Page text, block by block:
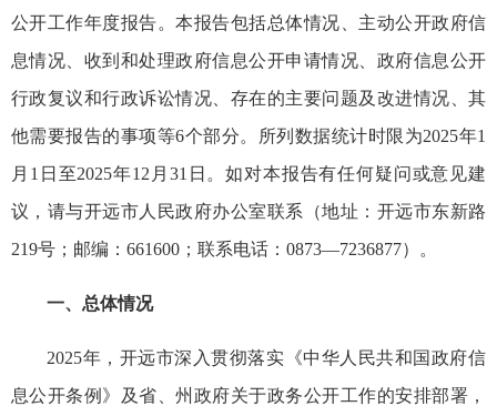
公开工作年度报告。本报告包括总体情况、主动公开政府信
息情况、收到和处理政府信息公开申请情况、政府信息公开
行政复议和行政诉讼情况、存在的主要问题及改进情况、其
他需要报告的事项等6个部分。所列数据统计时限为2025年1
月1日至2025年12月31日。如对本报告有任何疑问或意见建
议，请与开远市人民政府办公室联系（地址：开远市东新路
219号；邮编：661600；联系电话：0873—7236877）。
一、总体情况
2025年，开远市深入贯彻落实《中华人民共和国政府信
息公开条例》及省、州政府关于政务公开工作的安排部署，